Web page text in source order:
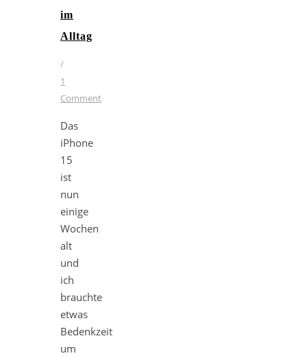
im
Alltag
/
1
Comment
Das
iPhone
15
ist
nun
einige
Wochen
alt
und
ich
brauchte
etwas
Bedenkzeit
um